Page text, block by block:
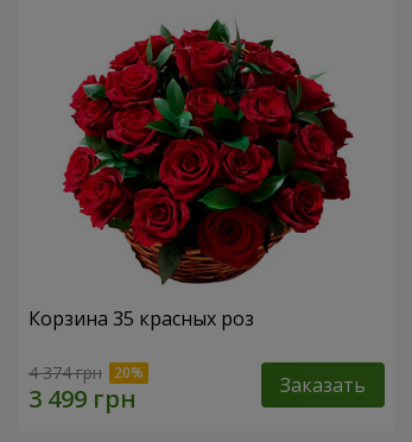
Корзина 35 красных роз
4 374 грн Заказать